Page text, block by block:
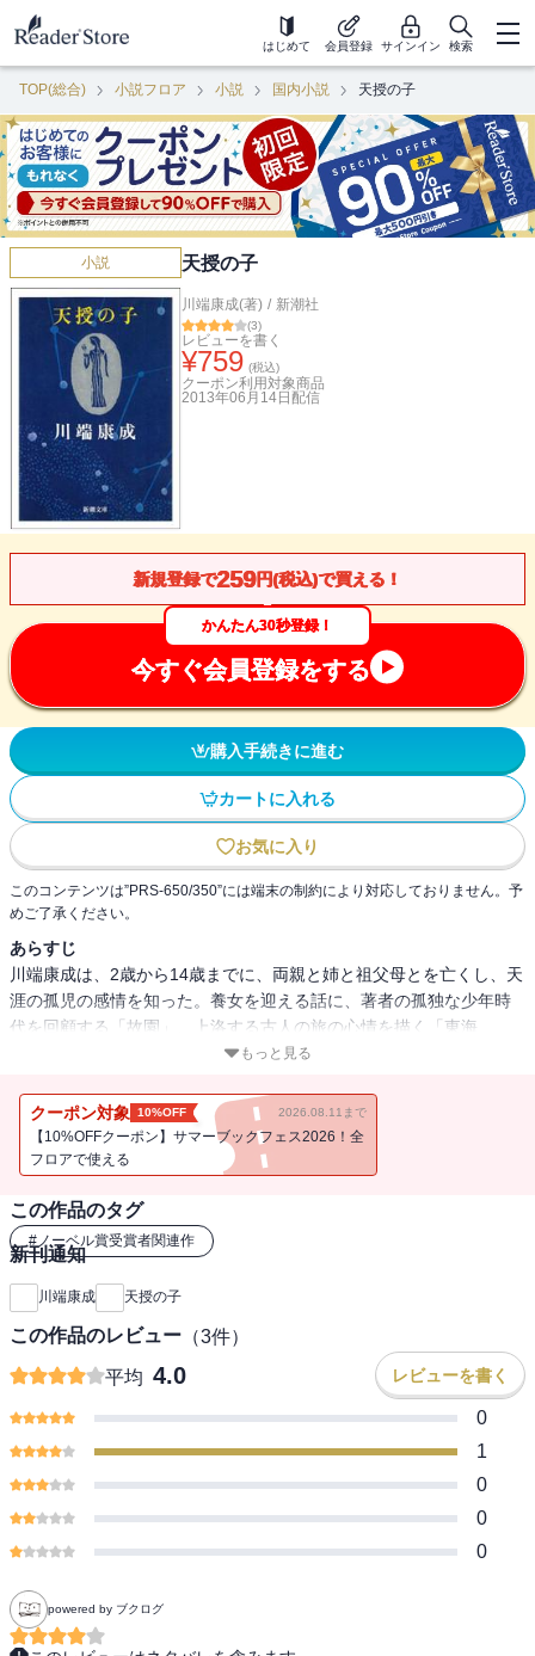
はじめて 会員登録 サインイン 検索
TOP(総合) 小説フロア 小説 国内小説 天授の子
小説 天授の子
川端康成(著) / 新潮社
(3)
レビューを書く
¥759 (税込)
クーポン利用対象商品
2013年06月14日 配信
新規登録で259円(税込)で買える！
かんたん30秒登録！
今すぐ会員登録をする
購入手続きに進む
カートに入れる
お気に入り
このコンテンツは”PRS-650/350”には端末の制約により対応しておりません。予
めご了承ください。
あらすじ
川端康成は、2歳から14歳までに、両親と姉と祖父母とを亡くし、天
涯の孤児の感情を知った。養女を迎える話に、著者の孤独な少年時
代を回顧する「故園」、上洛する古人の旅の心情を描く「東海
道」、養女の民子への慈しみと戦後まもないペンクラブの活動を綴
文学賞を受賞した著者の、魂の奥の奥にふれる貴重な作品集。
もっと見る
クーポン対象 10%OFF 2026.08.11まで
【10%OFFクーポン】サマーブックフェス2026！全
フロアで使える
この作品のタグ
#ノーベル賞受賞者関連作
新刊通知
川端康成 天授の子
この作品のレビュー （3件）
平均 4.0 レビューを書く
0
1
0
0
0
powered by ブクログ